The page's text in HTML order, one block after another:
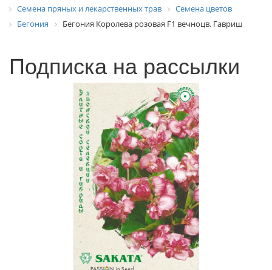
Семена пряных и лекарственных трав
Семена цветов
Бегония
Бегония Королева розовая F1 вечноцв. Гавриш
Подписка на рассылки